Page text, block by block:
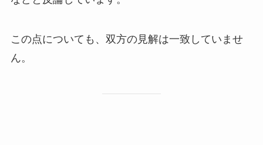
この点についても、双方の見解は一致していませ
ん。